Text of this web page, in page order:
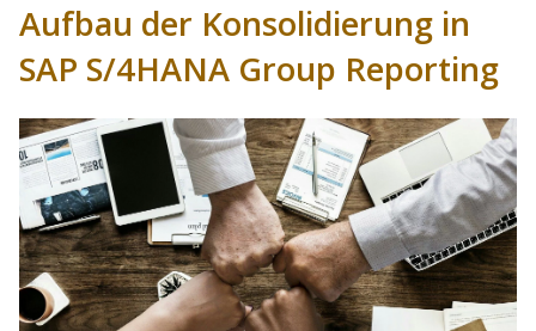
Aufbau der Konsolidierung in
SAP S/4HANA Group Reporting